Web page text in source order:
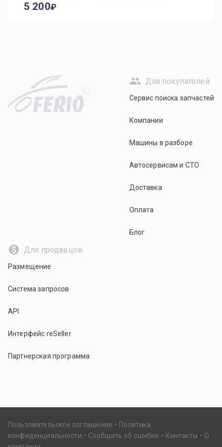
5 200
R
Для покупателей
Сервис поиска запчастей
Компании
Машины в разборе
Автосервисам и СТО
Доставка
Оплата
Блог
Для продавцов
Размещение
Система запросов
API
Интерфейс reSeller
Партнерская программа
Пользовательское соглашение
Политика
конфиденциальности
Сообщить об ошибке Контакты
О